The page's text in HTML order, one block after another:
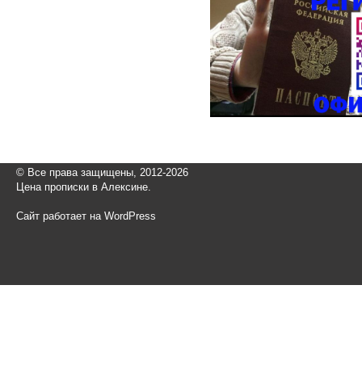
© Все права защищены, 2012-2026
Цена прописки в Алексине.
Сайт работает на WordPress